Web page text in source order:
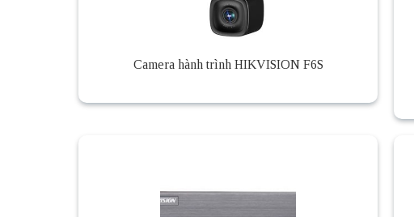
Camera hành trình HIKVISION F6S